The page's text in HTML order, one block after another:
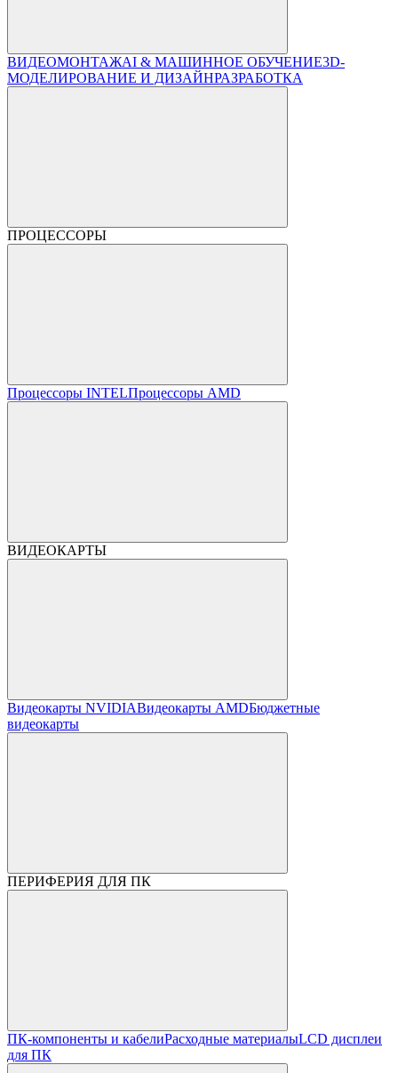
ВИДЕОМОНТАЖAI & МАШИННОЕ ОБУЧЕНИЕ3D-
МОДЕЛИРОВАНИЕ И ДИЗАЙНРАЗРАБОТКА
ПРОЦЕССОРЫ
Процессоры INTELПроцессоры AMD
ВИДЕОКАРТЫ
Видеокарты NVIDIAВидеокарты AMDБюджетные
видеокарты
ПЕРИФЕРИЯ ДЛЯ ПК
ПК-компоненты и кабелиРасходные материалыLCD дисплеи
для ПК